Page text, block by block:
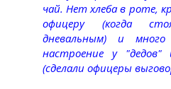
чай. Нет хлеба в роте,
офицеру (когда
дневальным) и
настроение у "дедов"
(сделали офицеры